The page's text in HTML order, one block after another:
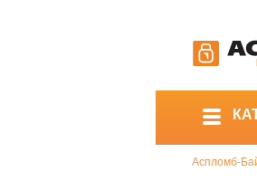
Аспломб-